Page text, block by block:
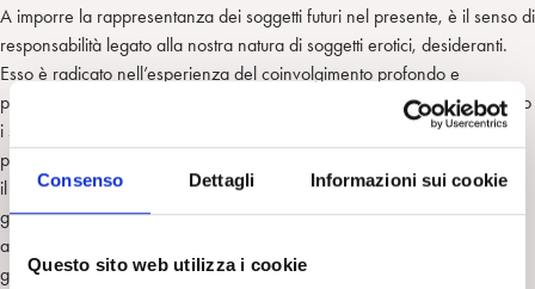
Consenso Dettagli Informazioni sui cookie
Questo sito web utilizza i cookie
A imporre la rappresentanza dei soggetti futuri nel presente, è il senso di
responsabilità legato alla nostra natura di soggetti erotici, desideranti.
Esso è radicato nell’esperienza del coinvolgimento profondo e
persistente con la vita che dall’incontro degli amanti si irradia, attraverso
i sentieri del mondo, verso tutte le forme di piacere sensuale (anche le
più intellettuali o spirituali). Il coinvolgimento evapora se non moduliamo
il nostro desiderio con il desiderio dell’altro in modo da mantenere in
gioco la tensione erotica che, che tra le opposte, alterne correnti di
altruismo e egoismo, ci fa restare entrambi desideranti e vivi, capaci di
godere e di amare. L’accordarsi del dispiegamento del nostro desiderio